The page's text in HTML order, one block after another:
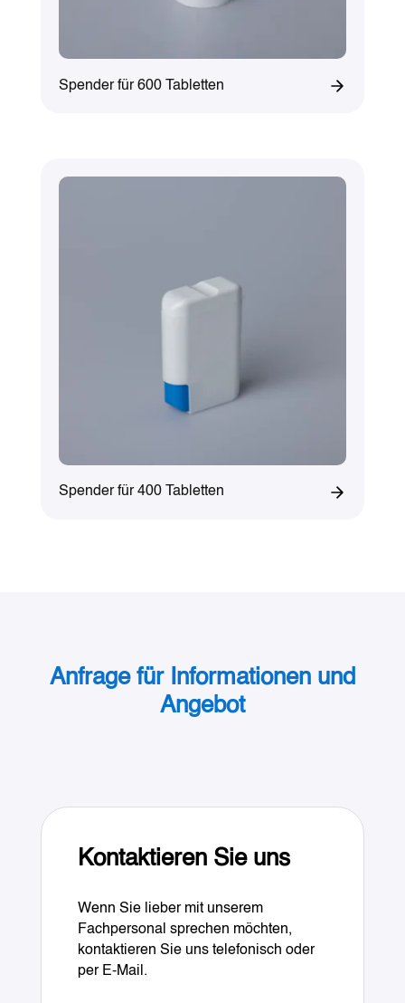
Spender für 600 Tabletten
Spender für 400 Tabletten
Anfrage für Informationen und
Angebot
Kontaktieren Sie uns
Wenn Sie lieber mit unserem
Fachpersonal sprechen möchten,
kontaktieren Sie uns telefonisch oder
per E-Mail.